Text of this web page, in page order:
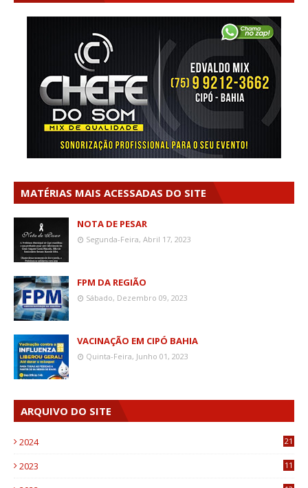
MATÉRIAS MAIS ACESSADAS DO SITE
NOTA DE PESAR
Segunda-Feira, Abril 17, 2023
FPM DA REGIÃO
Sábado, Dezembro 09, 2023
VACINAÇÃO EM CIPÓ BAHIA
Quinta-Feira, Junho 01, 2023
ARQUIVO DO SITE
2024 21
2023
11